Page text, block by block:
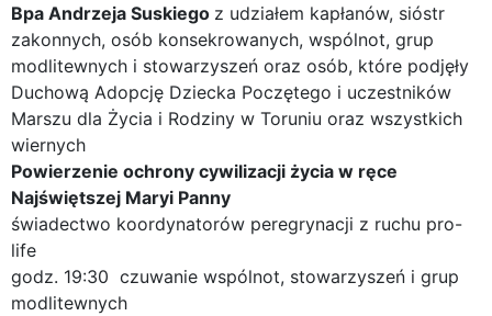
Bpa Andrzeja Suskiego z udziałem kapłanów, sióstr
zakonnych, osób konsekrowanych, wspólnot, grup
modlitewnych i stowarzyszeń oraz osób, które podjęły
Duchową Adopcję Dziecka Poczętego i uczestników
Marszu dla Życia i Rodziny w Toruniu oraz wszystkich
wiernych
Powierzenie ochrony cywilizacji życia w ręce
Najświętszej Maryi Panny
świadectwo koordynatorów peregrynacji z ruchu pro-
life
godz. 19:30 czuwanie wspólnot, stowarzyszeń i grup
modlitewnych